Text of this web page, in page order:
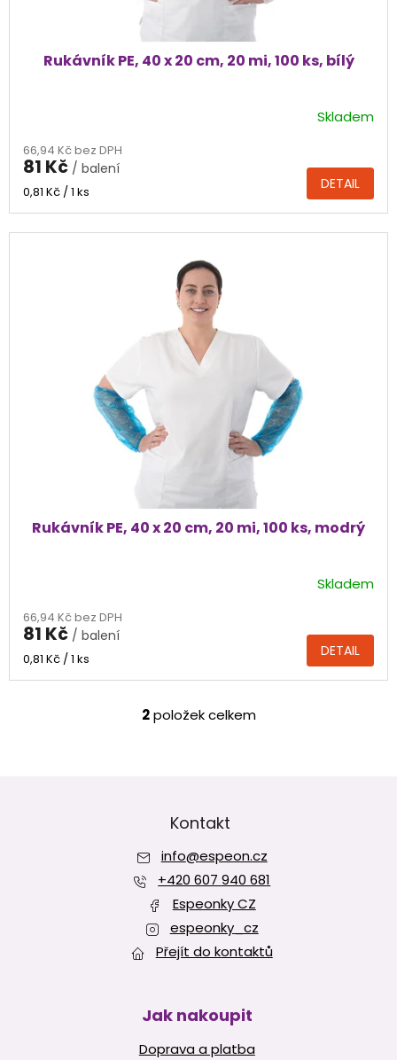
Rukávník PE, 40 x 20 cm, 20 mi, 100 ks, bílý
Skladem
66,94 Kč bez DPH
81 Kč / balení
Měrná
0,81 Kč / 1 ks DETAIL
Rukávník PE, 40 x 20 cm, 20 mi, 100 ks, modrý
Skladem
66,94 Kč bez DPH
81 Kč / balení
Měrná
0,81 Kč / 1 ks DETAIL
O
c
p
r
v
k
y
v
ý
s
u
2položek celkem
Kontakt
info@espeon.cz
+420 607 940 681
Espeonky CZ
espeonky_cz
Přejít do kontaktů
Jak nakoupit
Doprava a platba